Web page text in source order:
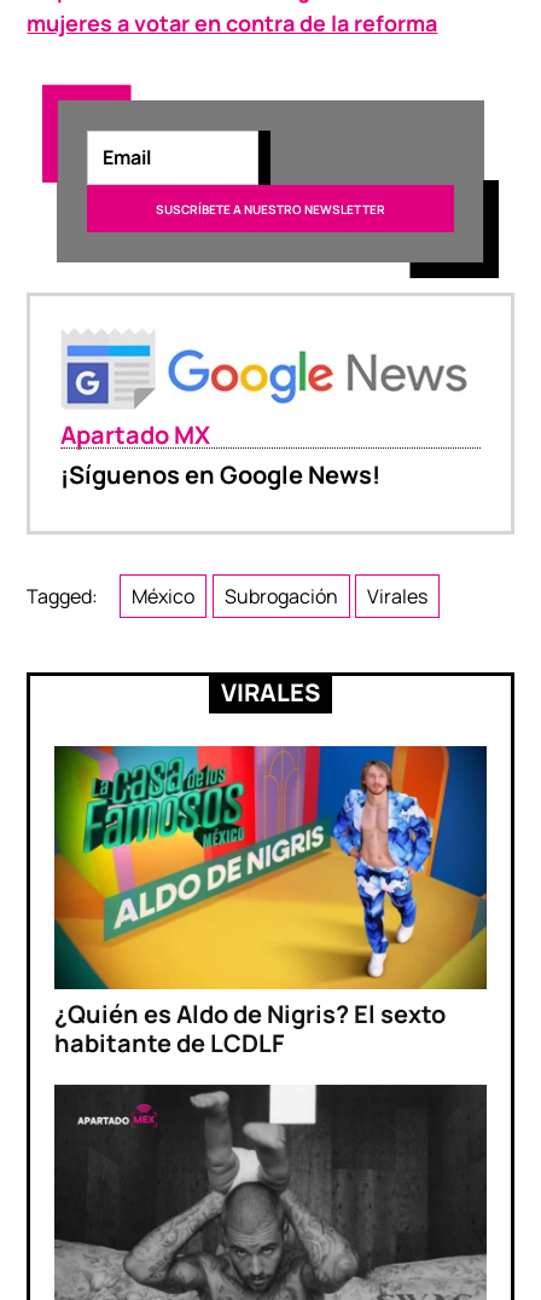
mujeres a votar en contra de la reforma
Apartado MX
¡Síguenos en Google News!
Tagged: México Subrogación Virales
VIRALES
¿Quién es Aldo de Nigris? El sexto
habitante de LCDLF